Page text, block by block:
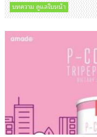
บทความ ดูแลใบหน้า